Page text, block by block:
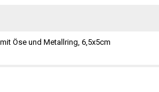
Öse und Metallring, 6,5x5cm